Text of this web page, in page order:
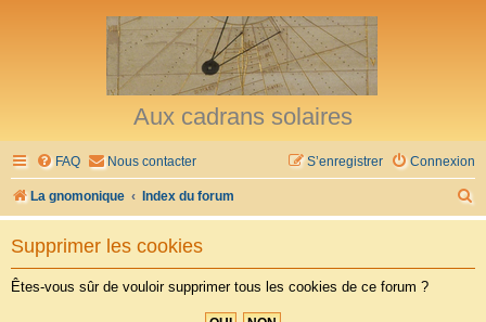
Aux cadrans solaires
FAQ Nous contacter Connexion
S’enregistrer
La gnomonique Index du forum
e
Supprimer les cookies
Êtes-vous sûr de vouloir supprimer tous les cookies de ce forum ?